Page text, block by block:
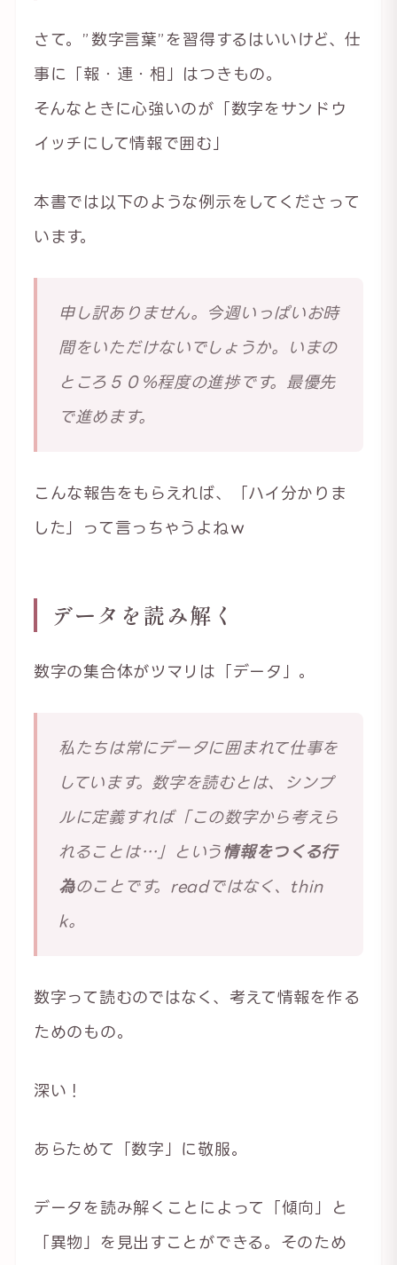
さて。”数字言葉”を習得するはいいけど、仕
事に「報・連・相」はつきもの。
そんなときに心強いのが「数字をサンドウ
イッチにして情報で囲む」
本書では以下のような例示をしてくださって
います。
申し訳ありません。今週いっぱいお時
間をいただけないでしょうか。いまの
ところ５０％程度の進捗です。最優先
で進めます。
こんな報告をもらえれば、「ハイ分かりま
した」って言っちゃうよねｗ
データを読み解く
数字の集合体がツマリは「データ」。
私たちは常にデータに囲まれて仕事を
しています。数字を読むとは、シンプ
ルに定義すれば「この数字から考えら
れることは…」という 情報をつくる行
為のことです。readではなく、thin
k。
数字って読むのではなく、考えて情報を作る
ためのもの。
深い！
あらためて「数字」に敬服。
データを読み解くことによって「傾向」と
「異物」を見出すことができる。そのため